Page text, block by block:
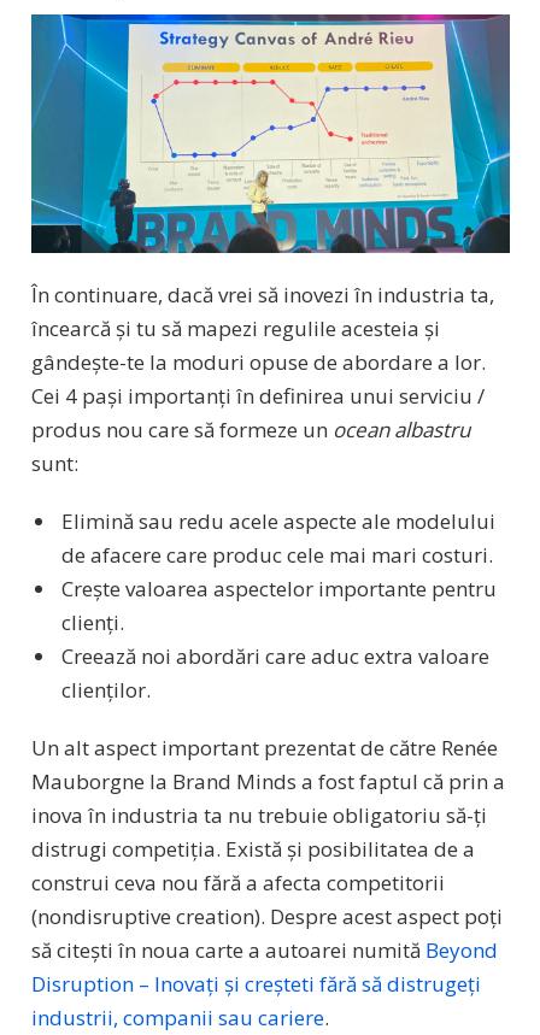
În continuare, dacă vrei să inovezi în industria ta,
încearcă și tu să mapezi regulile acesteia și
gândește-te la moduri opuse de abordare a lor.
Cei 4 pași importanți în definirea unui serviciu /
produs nou care să formeze un ocean albastru
sunt:
Elimină sau redu acele aspecte ale modelului
de afacere care produc cele mai mari costuri.
Crește valoarea aspectelor importante pentru
clienți.
Creează noi abordări care aduc extra valoare
clienților.
Un alt aspect important prezentat de către Renée
Mauborgne la Brand Minds a fost faptul că prin a
inova în industria ta nu trebuie obligatoriu să-ți
distrugi competiția. Există și posibilitatea de a
construi ceva nou fără a afecta competitorii
(nondisruptive creation). Despre acest aspect poți
să citești în noua carte a autoarei numită Beyond
Disruption – Inovați și creșteti fără să distrugeți
industrii, companii sau cariere.